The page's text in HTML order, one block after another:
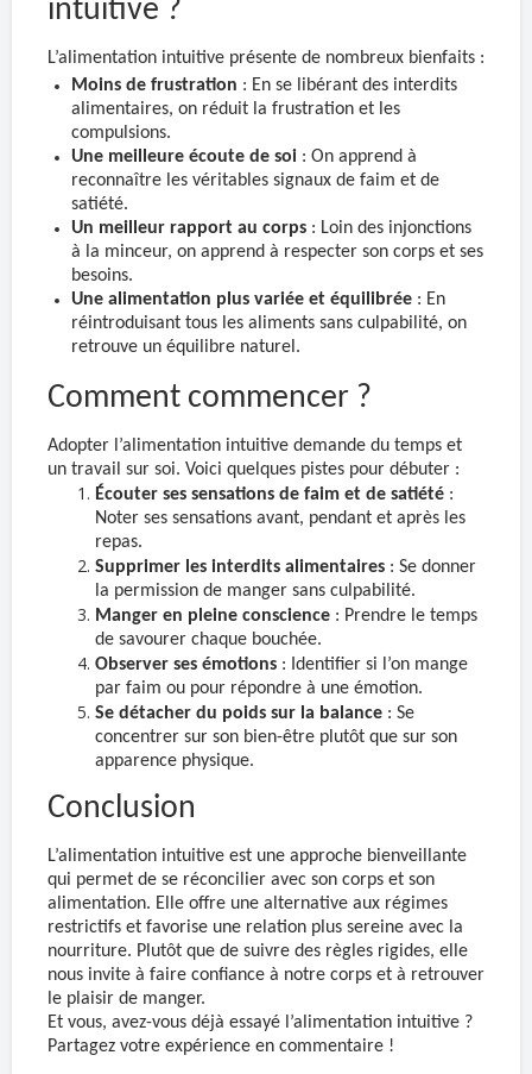
intuitive ?
L’alimentation intuitive présente de nombreux bienfaits :
Moins de frustration : En se libérant des interdits
alimentaires, on réduit la frustration et les
compulsions.
Une meilleure écoute de soi : On apprend à
reconnaître les véritables signaux de faim et de
satiété.
Un meilleur rapport au corps : Loin des injonctions
à la minceur, on apprend à respecter son corps et ses
besoins.
Une alimentation plus variée et équilibrée : En
réintroduisant tous les aliments sans culpabilité, on
retrouve un équilibre naturel.
Comment commencer ?
Adopter l’alimentation intuitive demande du temps et
un travail sur soi. Voici quelques pistes pour débuter :
Écouter ses sensations de faim et de satiété :
Noter ses sensations avant, pendant et après les
repas.
Supprimer les interdits alimentaires : Se donner
la permission de manger sans culpabilité.
Manger en pleine conscience : Prendre le temps
de savourer chaque bouchée.
Observer ses émotions : Identifier si l’on mange
par faim ou pour répondre à une émotion.
Se détacher du poids sur la balance : Se
concentrer sur son bien-être plutôt que sur son
apparence physique.
Conclusion
L’alimentation intuitive est une approche bienveillante
qui permet de se réconcilier avec son corps et son
alimentation. Elle offre une alternative aux régimes
restrictifs et favorise une relation plus sereine avec la
nourriture. Plutôt que de suivre des règles rigides, elle
nous invite à faire confiance à notre corps et à retrouver
le plaisir de manger.
Et vous, avez-vous déjà essayé l’alimentation intuitive ?
Partagez votre expérience en commentaire !